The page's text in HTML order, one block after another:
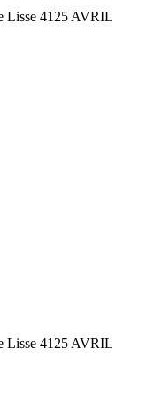
Lisse 4125 AVRIL
Lisse 4125 AVRIL